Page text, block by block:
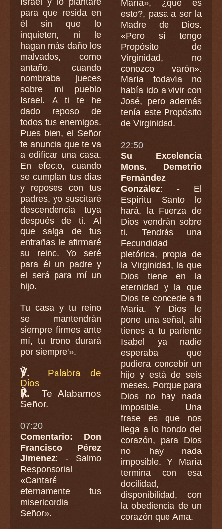
para que resida en
él sin que lo
inquieten, ni le
hagan más daño los
malvados, como
antaño, cuando
nombraba jueces
sobre mi pueblo
Israel. A ti te he
dado reposo de
todos tus enemigos.
Pues bien, el Señor
te anuncia que te va
a edificar una casa.
En efecto, cuando
se cumplan tus días
y reposes con tus
padres, yo suscitaré
descendencia tuya
después de ti. Al
que salga de tus
entrañas le afirmaré
su reino. Yo seré
para él un padre y
el será para mí un
hijo.
Tu casa y tu reino
se mantendrán
siempre firmes ante
mí, tu trono durará
por siempre'».
℣.
Palabra de
Dios
℟.
Te Alabamos
Señor.
07:20
Comentario: Don
Francisco Pérez
Jimenez: - Salmo
Responsorial
«Cantaré
eternamente tus
misericordia
Señor».
María», ¿qué es
esto?, pasa a ser la
Madre de Dios.
«Pero sí tengo
Propósito de
Virginidad, no
conozco varón».
María todavía no
había ido a vivir con
José, pero además
tenía este Propósito
de Virginidad.
22:50
Su Excelencia
Mons. Demetrio
Fernández
González: - El
Espíritu Santo lo
hará, la Fuerza de
Dios vendrán sobre
ti. Tendrás una
Fecundidad
pletórica, propia de
la Virginidad, la que
Dios tiene en la
eternidad y la que
Dios te concede a ti
María. Y Dios le
pone una señal, ahí
tienes a tu pariente
Isabel ya nadie
esperaba que
pudiera concebir un
hijo y está de seis
meses. Porque para
Dios no hay nada
imposible. Una
frase es que nos
llega a lo hondo del
corazón, para Dios
no hay nada
imposible. Y María
termina con esa
docilidad,
disponibilidad, con
la obediencia de un
corazón que Ama.